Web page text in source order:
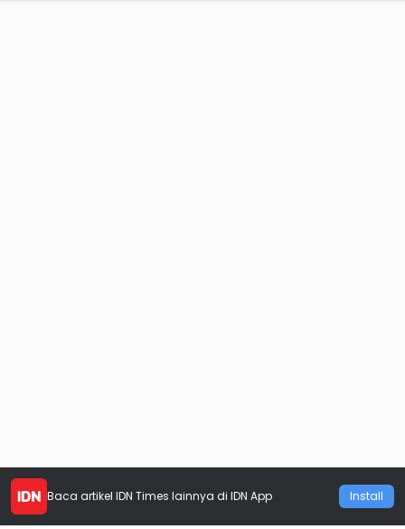
Baca artikel IDN Times lainnya di IDN App Install